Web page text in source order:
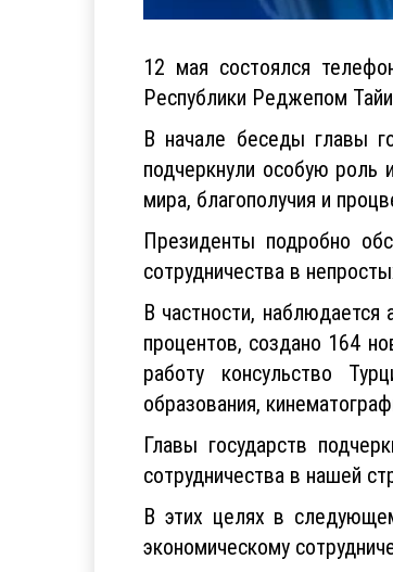
12 мая состоялся
Республики Реджепом
В начале беседы главы
подчеркнули особую роль
мира, благополучия и
Президенты подробно
сотрудничества в
В частности,
процентов, создано 164
работу консульство
образования,
Главы государств
сотрудничества в нашей
В этих целях в
экономическому